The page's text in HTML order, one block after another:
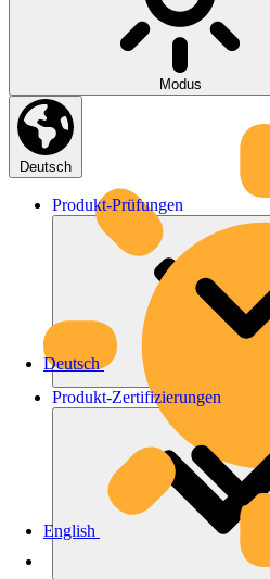
Modus
Deutsch
Deutsch
English
Produkt-Prüfungen
Produkt-Zertifizierungen